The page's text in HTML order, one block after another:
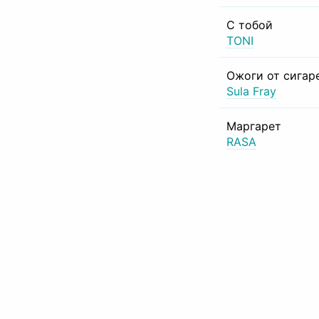
С тобой
TONI
Ожоги от
Sula Fray
Маргарет
RASA